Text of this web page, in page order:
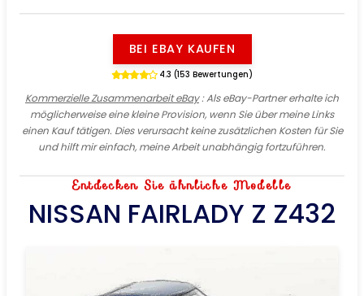
BEI EBAY KAUFEN
4.3 (153 Bewertungen)
Kommerzielle Zusammenarbeit eBay: Als eBay-Partner erhalte ich
möglicherweise eine kleine Provision, wenn Sie über meine Links
einen Kauf tätigen. Dies verursacht keine zusätzlichen Kosten für Sie
und hilft mir einfach, meine Arbeit unabhängig fortzuführen.
Entdecken Sie ähnliche Modelle
NISSAN FAIRLADY Z Z432